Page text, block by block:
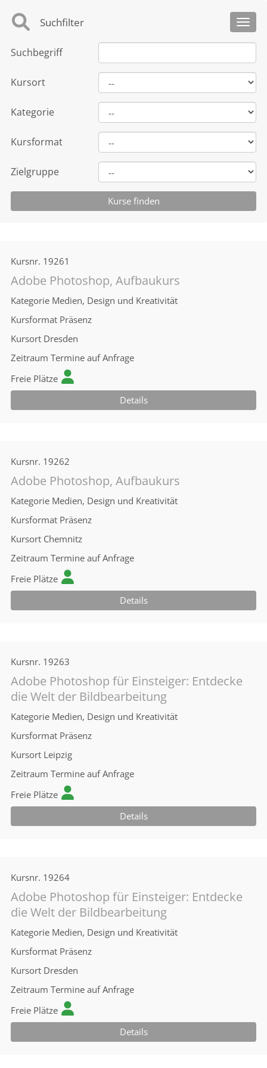
Suchfilter
Suchbegriff
Kursort
Kategorie
Kursformat
Zielgruppe
Kursnr. 19261
Adobe Photoshop, Aufbaukurs
Kategorie Medien, Design und Kreativität
Kursformat Präsenz
Kursort Dresden
Zeitraum Termine auf Anfrage
Freie Plätze
Details
Kursnr. 19262
Adobe Photoshop, Aufbaukurs
Kategorie Medien, Design und Kreativität
Kursformat Präsenz
Kursort Chemnitz
Zeitraum Termine auf Anfrage
Freie Plätze
Details
Kursnr. 19263
Adobe Photoshop für Einsteiger: Entdecke
die Welt der Bildbearbeitung
Kategorie Medien, Design und Kreativität
Kursformat Präsenz
Kursort Leipzig
Zeitraum Termine auf Anfrage
Freie Plätze
Details
Kursnr. 19264
Adobe Photoshop für Einsteiger: Entdecke
die Welt der Bildbearbeitung
Kategorie Medien, Design und Kreativität
Kursformat Präsenz
Kursort Dresden
Zeitraum Termine auf Anfrage
Freie Plätze
Details